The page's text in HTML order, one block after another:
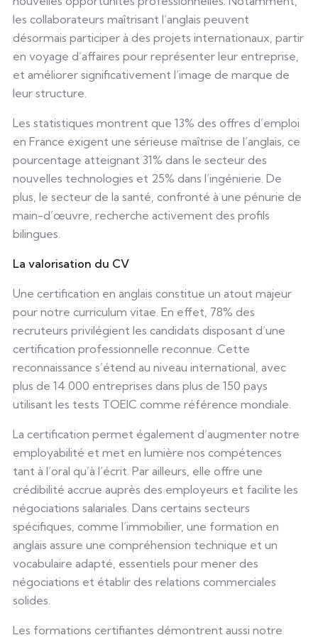
les collaborateurs maîtrisant l’anglais peuvent
désormais participer à des projets internationaux, partir
en voyage d’affaires pour représenter leur entreprise,
et améliorer significativement l’image de marque de
leur structure.
Les statistiques montrent que 13% des offres d’emploi
en France exigent une sérieuse maîtrise de l’anglais, ce
pourcentage atteignant 31% dans le secteur des
nouvelles technologies et 25% dans l’ingénierie. De
plus, le secteur de la santé, confronté à une pénurie de
main-d’œuvre, recherche activement des profils
bilingues.
La valorisation du CV
Une certification en anglais constitue un atout majeur
pour notre curriculum vitae. En effet, 78% des
recruteurs privilégient les candidats disposant d’une
certification professionnelle reconnue. Cette
reconnaissance s’étend au niveau international, avec
plus de 14 000 entreprises dans plus de 150 pays
utilisant les tests TOEIC comme référence mondiale.
La certification permet également d’augmenter notre
employabilité et met en lumière nos compétences
tant à l’oral qu’à l’écrit. Par ailleurs, elle offre une
crédibilité accrue auprès des employeurs et facilite les
négociations salariales. Dans certains secteurs
spécifiques, comme l’immobilier, une formation en
anglais assure une compréhension technique et un
vocabulaire adapté, essentiels pour mener des
négociations et établir des relations commerciales
solides.
Les formations certifiantes démontrent aussi notre